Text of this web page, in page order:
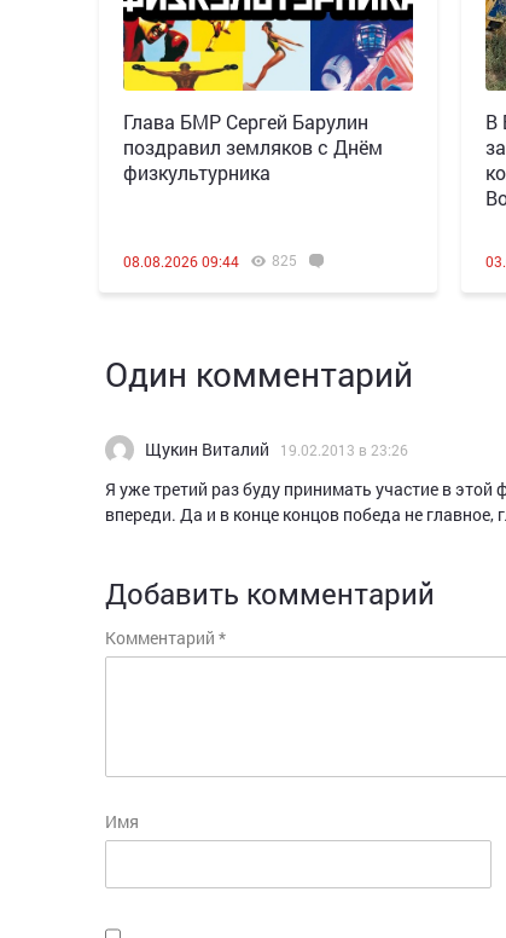
Глава БМР Сергей Барулин
поздравил земляков с Днём
физкультурника
08.08.2026 09:44 825
В
Один комментарий
Щукин Виталий 19.02.2013 в 23:26
Я уже третий раз буду принимать участие в
впереди. Да и в конце концов победа не главное,
Добавить комментарий
Комментарий *
Имя